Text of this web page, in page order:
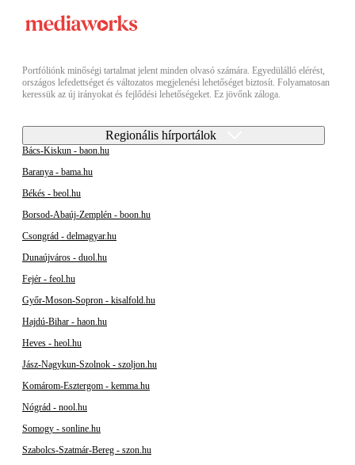
Portfóliónk minőségi tartalmat jelent minden olvasó számára. Egyedülálló elérést,
országos lefedettséget és változatos megjelenési lehetőséget biztosít. Folyamatosan
keressük az új irányokat és fejlődési lehetőségeket. Ez jövőnk záloga.
Regionális hírportálok
Bács-Kiskun - baon.hu
Baranya - bama.hu
Békés - beol.hu
Borsod-Abaúj-Zemplén - boon.hu
Csongrád - delmagyar.hu
Dunaújváros - duol.hu
Fejér - feol.hu
Győr-Moson-Sopron - kisalfold.hu
Hajdú-Bihar - haon.hu
Heves - heol.hu
Jász-Nagykun-Szolnok - szoljon.hu
Komárom-Esztergom - kemma.hu
Nógrád - nool.hu
Somogy - sonline.hu
Szabolcs-Szatmár-Bereg - szon.hu